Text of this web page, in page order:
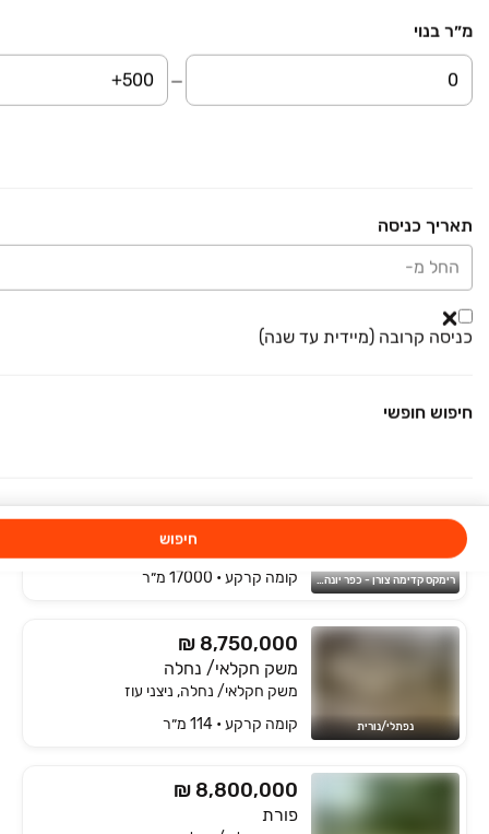
מ״ר בנוי
תאריך כניסה
החל מ-
כניסה קרובה (מיידית עד שנה)
חיפוש חופשי
חיפוש
12 נכסים מתאימים לך
עוזי גיל
20 נכסים מתאימים לך
גמיש במחיר בהזדמנות חבל לפספס
₪ 8,500,000
רימקס קדימה צורן - כפר יונה life&style
שער אפרים
קומה ‎קרקע‏ • 17000 מ״ר
נפתלי/נורית
₪ 8,750,000
משק חקלאי/ נחלה
משק חקלאי/ נחלה, ניצני עוז
קומה ‎קרקע‏ • 114 מ״ר
₪ 8,800,000
פורת